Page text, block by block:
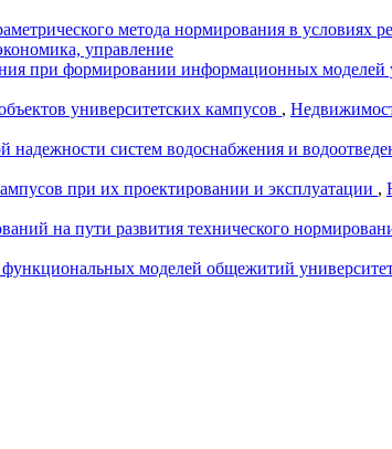
метода нормирования в условиях
управление
при формировании информационных моделей
университетских кампусов ,
систем водоснабжения и
при их проектировании и эксплуатации ,
на пути развития технического
моделей общежитий